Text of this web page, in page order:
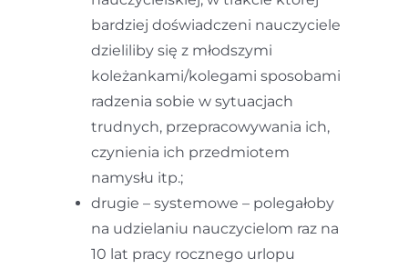
bardziej doświadczeni nauczyciele
dzieliliby się z młodszymi
koleżankami/kolegami sposobami
radzenia sobie w sytuacjach
trudnych, przepracowywania ich,
czynienia ich przedmiotem
namysłu itp.;
drugie – systemowe – polegałoby
na udzielaniu nauczycielom raz na
10 lat pracy rocznego urlopu